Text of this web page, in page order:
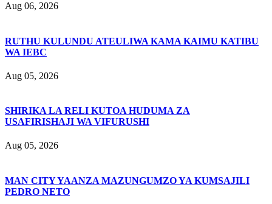
Aug 06, 2026
RUTHU KULUNDU ATEULIWA KAMA KAIMU KATIBU
WA IEBC
Aug 05, 2026
SHIRIKA LA RELI KUTOA HUDUMA ZA
USAFIRISHAJI WA VIFURUSHI
Aug 05, 2026
MAN CITY YAANZA MAZUNGUMZO YA KUMSAJILI
PEDRO NETO